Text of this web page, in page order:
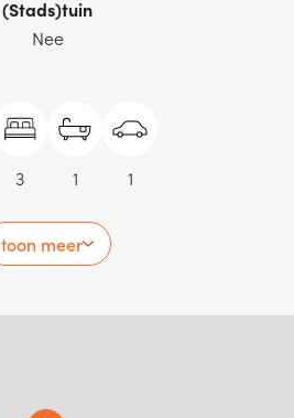
(Stads)tuin
Nee
3 1 1
toon meer